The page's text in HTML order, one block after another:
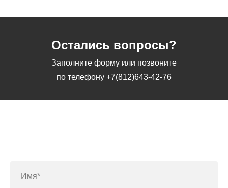
Остались вопросы?
Заполните форму или позвоните
по телефону +7(812)643-42-76
Имя*